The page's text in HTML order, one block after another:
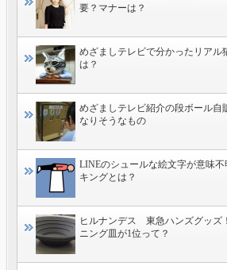
要？マナーは？
めざましテレビで分かったリアル
は？
めざましテレビ紹介の段ボール自
なりそうなもの
LINEのシュールな絵文字が意味
キングとは？
ヒルナンデス 東急ハンズグッズ
ニング皿が1位って？